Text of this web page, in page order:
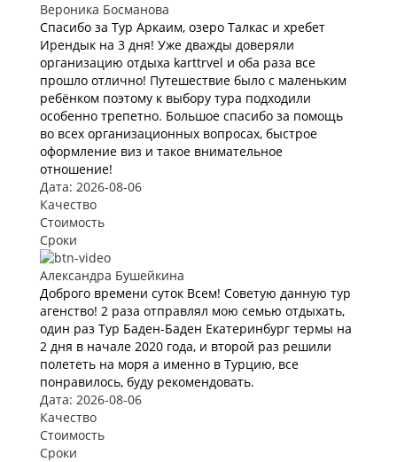
Вероника Босманова
Спасибо за Тур Аркаим, озеро Талкас и хребет
Ирендык на 3 дня! Уже дважды доверяли
организацию отдыха karttrvel и оба раза все
прошло отлично! Путешествие было с маленьким
ребёнком поэтому к выбору тура подходили
особенно трепетно. Большое спасибо за помощь
во всех организационных вопросах, быстрое
оформление виз и такое внимательное
отношение!
Дата: 2026-08-06
Качество
Стоимость
Сроки
Александра Бушейкина
Доброго времени суток Всем! Советую данную тур
агенство! 2 раза отправлял мою семью отдыхать,
один раз Тур Баден-Баден Екатеринбург термы на
2 дня в начале 2020 года, и второй раз решили
полететь на моря а именно в Турцию, все
понравилось, буду рекомендовать.
Дата: 2026-08-06
Качество
Стоимость
Сроки